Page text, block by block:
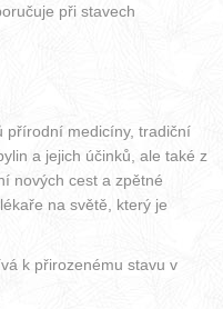
při stavech
přírodní medicíny, tradiční
a jejich účinků, ale také z
nových cest a zpětné
na světě, který je
k přirozenému stavu v